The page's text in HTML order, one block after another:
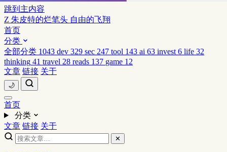
跳到主内容
Z 朱皮特的烂笔头 自由的飞翔
首页
分类
全部分类 1043 dev 329 sec 247 tool 143 ai 63 invest 6 life 32
thinking 41 travel 28 reads 137 game 12
文章 链接 关于
🌙
首页
分类
文章 链接 关于
✕